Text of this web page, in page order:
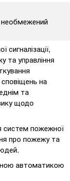
та управління
на
та
щодо
систем пожежної
про пожежу та
автоматикою